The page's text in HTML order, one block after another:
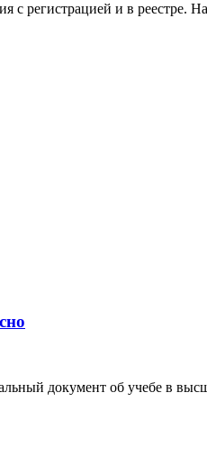
регистрацией и в реестре.
документ об учебе в